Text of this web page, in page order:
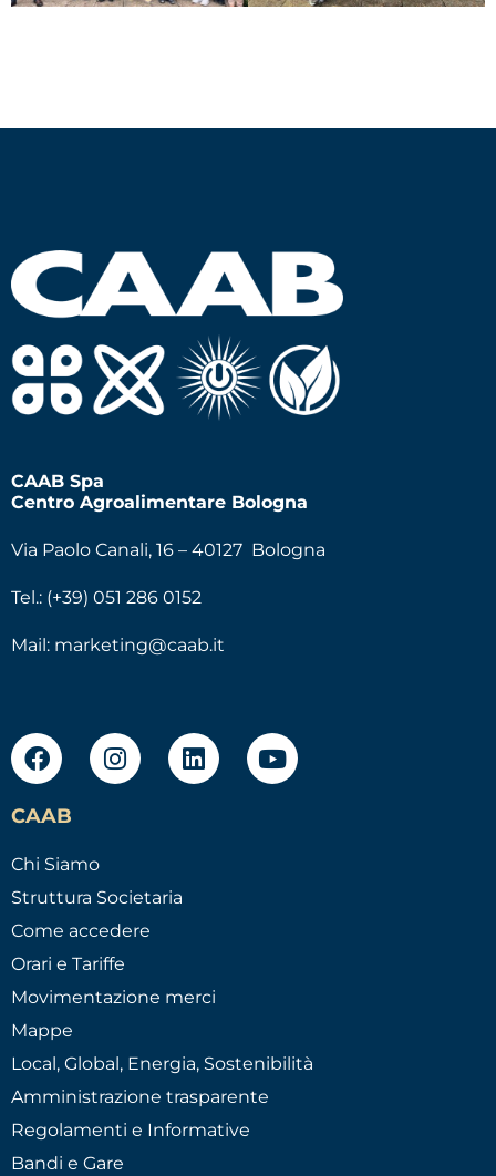
CAAB Spa
Centro Agroalimentare Bologna
Via Paolo Canali, 16 – 40127 Bologna
Tel.: (+39) 051 286 0152
Mail: marketing@caab.it
CAAB
Chi Siamo
Struttura Societaria
Come accedere
Orari e Tariffe
Movimentazione merci
Mappe
Local, Global, Energia, Sostenibilità
Amministrazione trasparente
Regolamenti e Informative
Bandi e Gare